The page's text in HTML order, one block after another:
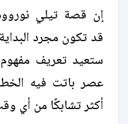
قد تكون مجرد
ستعيد تعريف مفهوم
عصر باتت فيه
أكثر تشابكًا من أي